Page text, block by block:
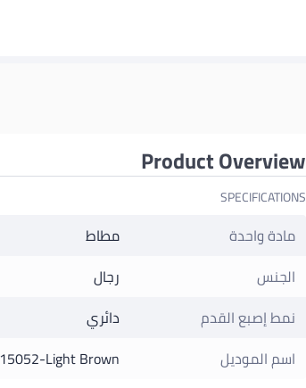
Product Overview
SPECIFICATIONS
مادة واحدة
مطاط
الجنس
رجال
نمط إصبع القدم
دائري
اسم الموديل
15052-Light Brown